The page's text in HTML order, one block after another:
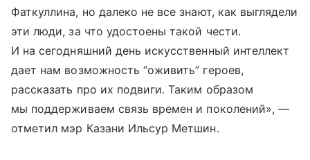
Фаткуллина, но далеко не все знают, как выглядели
эти люди, за что удостоены такой чести.
И на сегодняшний день искусственный интеллект
дает нам возможность “оживить” героев,
рассказать про их подвиги. Таким образом
мы поддерживаем связь времен и поколений», —
отметил мэр Казани Ильсур Метшин.